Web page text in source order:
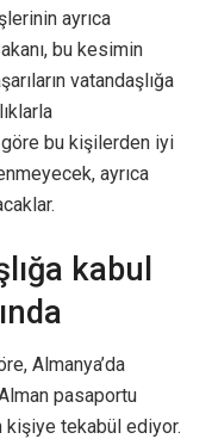
ayrıca
bu kesimin
vatandaşlığa
göre bu kişilerden iyi
ayrıca
kabul
Almanya’da
pasaportu
kişiye tekabül ediyor.